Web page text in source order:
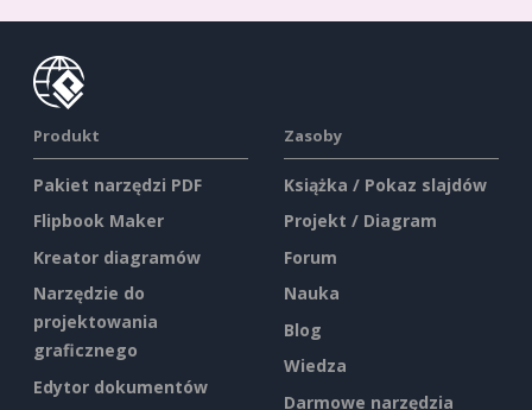
Produkt
Pakiet narzędzi PDF
Flipbook Maker
Kreator diagramów
Narzędzie do
projektowania
graficznego
Edytor dokumentów
Zasoby
Książka / Pokaz slajdów
Projekt / Diagram
Forum
Nauka
Blog
Wiedza
Darmowe narzędzia